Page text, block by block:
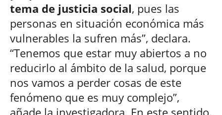
tema de justicia social, pues las
personas en situación económica más
vulnerables la sufren más”, declara.
“Tenemos que estar muy abiertos a no
reducirlo al ámbito de la salud, porque
nos vamos a perder cosas de este
fenómeno que es muy complejo”,
añade la investigadora. En este sentido,